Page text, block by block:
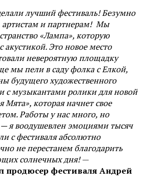
лучший фестиваль! Безумно
артистам и партнерам! Мы
«Лампа», которую
акустикой. Это новое место
невероятную площадку
мы пели в саду фолка с Елкой,
будущего художественного
с музыкантами ролики для новой
Мята», которая начнет свое
Работы у нас много, но
я воодушевлен эмоциями тысяч
с фестиваля абсолютно
не перестанем благодарить
солнечных дня!—
продюсер фестиваля Андрей